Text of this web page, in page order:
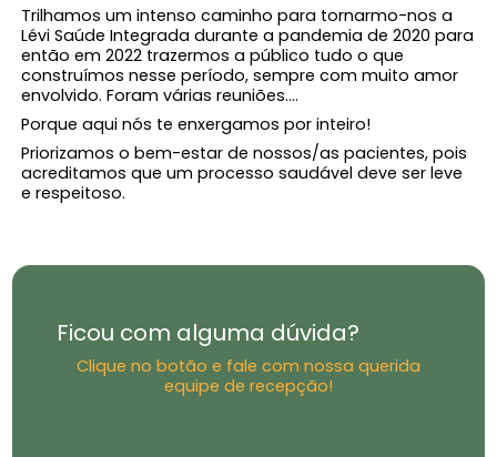
Trilhamos um intenso caminho para tornarmo-nos a
Lévi Saúde Integrada durante a pandemia de 2020 para
então em 2022 trazermos a público tudo o que
construímos nesse período, sempre com muito amor
envolvido. Foram várias reuniões….
Porque aqui nós te enxergamos por inteiro!
Priorizamos o bem-estar de nossos/as pacientes, pois
acreditamos que um processo saudável deve ser leve
e respeitoso.
Ficou com alguma dúvida?
Clique no botão e fale com nossa querida
equipe de recepção!